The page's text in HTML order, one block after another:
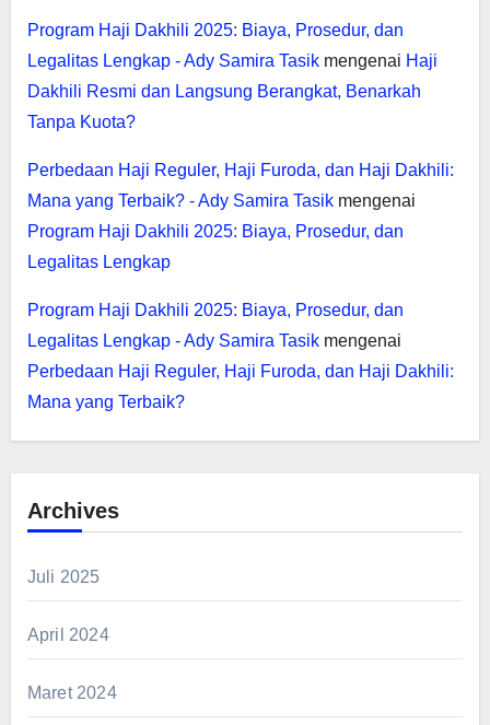
Program Haji Dakhili 2025: Biaya, Prosedur, dan
Legalitas Lengkap - Ady Samira Tasikmengenai Haji
Dakhili Resmi dan Langsung Berangkat, Benarkah
Tanpa Kuota?
Perbedaan Haji Reguler, Haji Furoda, dan Haji Dakhili:
Mana yang Terbaik? - Ady Samira Tasikmengenai
Program Haji Dakhili 2025: Biaya, Prosedur, dan
Legalitas Lengkap
Program Haji Dakhili 2025: Biaya, Prosedur, dan
Legalitas Lengkap - Ady Samira Tasikmengenai
Perbedaan Haji Reguler, Haji Furoda, dan Haji Dakhili:
Mana yang Terbaik?
Archives
Juli 2025
April 2024
Maret 2024